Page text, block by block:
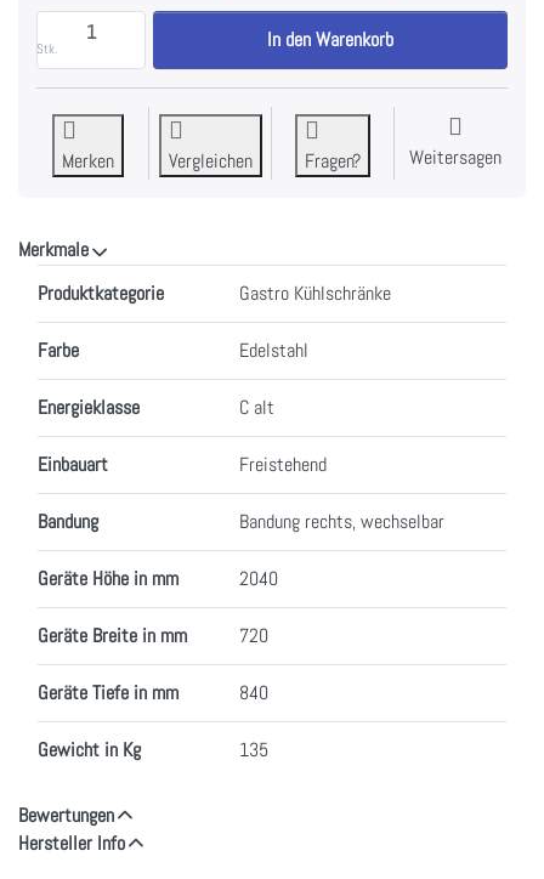
Stk.
FORS GCV 701 ESSL Gastronomie-Kühlschrank,
In den Warenkorb
Merken Vergleichen Fragen? Weitersagen
Merkmale
Produktkategorie Gastro Kühlschränke
Farbe Edelstahl
Energieklasse C alt
Einbauart Freistehend
Bandung Bandung rechts, wechselbar
Geräte Höhe in mm 2040
Geräte Breite in mm 720
Geräte Tiefe in mm 840
Gewicht in Kg 135
Bewertungen
Hersteller Info